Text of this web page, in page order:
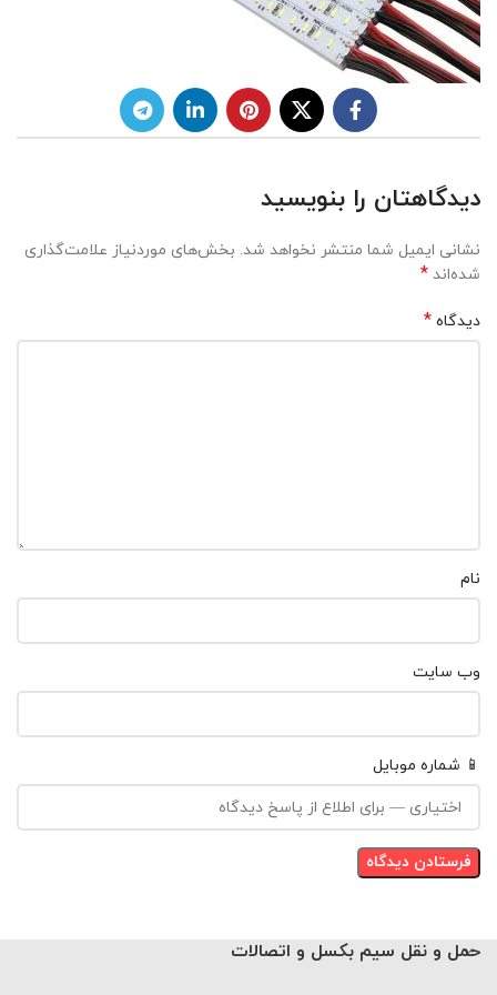
دیدگاهتان را بنویسید
نشانی ایمیل شما منتشر نخواهد شد. بخش‌های موردنیاز علامت‌گذاری
شده‌اند *
دیدگاه *
نام
وب‌ سایت
📱 شماره موبایل
حمل و نقل سیم بکسل و اتصالات